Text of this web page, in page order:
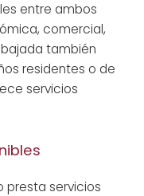
entre ambos
comercial,
también
residentes o de
servicios
presta servicios